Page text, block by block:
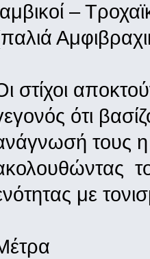
–
στίχοι
ότι
τους
με